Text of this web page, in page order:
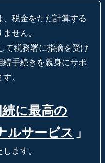
税金をただ計算する
せん。
て税務署に指摘を受け
続手続きを親身にサポ
。
に最高の
ルサービス 」
ます。